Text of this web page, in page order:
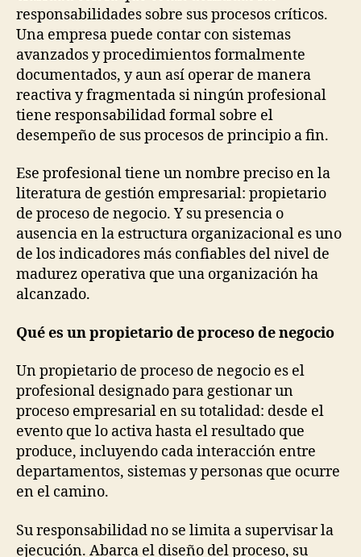
responsabilidades sobre sus procesos críticos.
Una empresa puede contar con sistemas
avanzados y procedimientos formalmente
documentados, y aun así operar de manera
reactiva y fragmentada si ningún profesional
tiene responsabilidad formal sobre el
desempeño de sus procesos de principio a fin.
Ese profesional tiene un nombre preciso en la
literatura de gestión empresarial: propietario
de proceso de negocio. Y su presencia o
ausencia en la estructura organizacional es uno
de los indicadores más confiables del nivel de
madurez operativa que una organización ha
alcanzado.
Qué es un propietario de proceso de negocio
Un propietario de proceso de negocio es el
profesional designado para gestionar un
proceso empresarial en su totalidad: desde el
evento que lo activa hasta el resultado que
produce, incluyendo cada interacción entre
departamentos, sistemas y personas que ocurre
en el camino.
Su responsabilidad no se limita a supervisar la
ejecución. Abarca el diseño del proceso, su